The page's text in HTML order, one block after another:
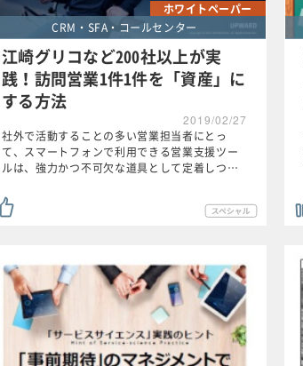
ホワイトペーパー
CRM・SFA・コールセンター
江崎グリコなど200社以上が実
践！訪問営業1件1件を「資産」に
する方法
2019/02/27
社外で活動することの多い営業担当者にとっ
て、スマートフォンで利用できる営業支援ツー
ルは、強力かつ不可欠な道具として定着しつ…